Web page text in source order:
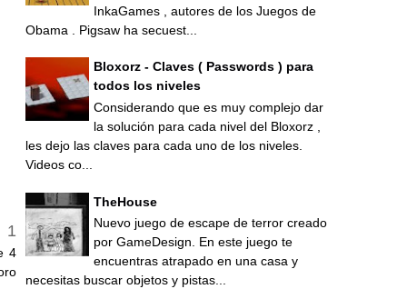
4
InkaGames , autores de los Juegos de
Obama . Pigsaw ha secuest...
Bloxorz - Claves ( Passwords ) para
todos los niveles
Considerando que es muy complejo dar
la solución para cada nivel del Bloxorz ,
les dejo las claves para cada uno de los niveles.
Videos co...
TheHouse
Nuevo juego de escape de terror creado
por GameDesign. En este juego te
encuentras atrapado en una casa y
necesitas buscar objetos y pistas...